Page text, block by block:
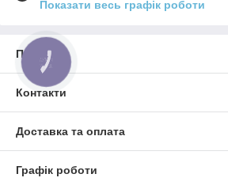
Показати весь графік роботи
Про нас
Контакти
Доставка та оплата
Графік роботи
КНОПКА
ЗВ'ЯЗКУ